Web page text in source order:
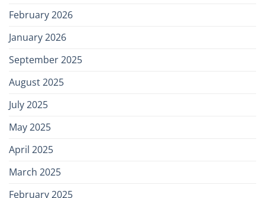
February 2026
January 2026
September 2025
August 2025
July 2025
May 2025
April 2025
March 2025
February 2025